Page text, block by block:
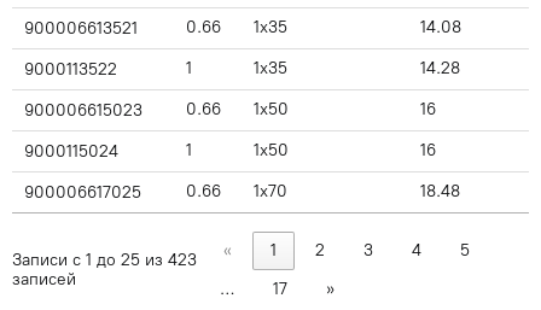
900006613521 0.66 1x35 14.08
9000113522 1 1x35 14.28
900006615023 0.66 1x50 16
9000115024 1 1x50 16
900006617025 0.66 1x70 18.48
Записи с 1 до 25 из 423
записей
« 1 2 3 4
5
…
17 »